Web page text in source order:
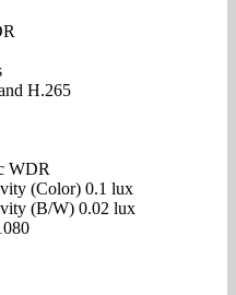
H.265
WDR
(Color) 0.1 lux
(B/W) 0.02 lux